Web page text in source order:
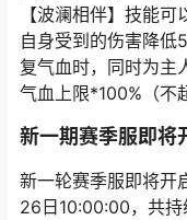
【波澜相伴】技能
自身受到的伤害降低
复气血时，同时为主
气血上限*100%（不
新一期赛季服即将
新一轮赛季服即将开
26日10:00:00，共持